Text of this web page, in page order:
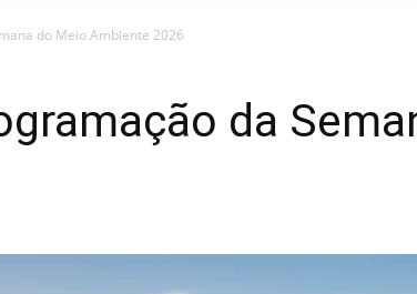
do Meio Ambiente 2026
da